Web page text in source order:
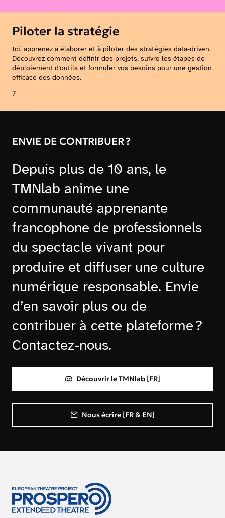
Piloter la stratégie
Ici, apprenez à élaborer et à piloter des stratégies data-driven.
Découvrez comment définir des projets, suivre les étapes de
déploiement d'outils et formuler vos besoins pour une gestion
efficace des données.
7
ENVIE DE CONTRIBUER ?
Depuis plus de 10 ans, le
TMNlab anime une
communauté apprenante
francophone de professionnels
du spectacle vivant pour
produire et diffuser une culture
numérique responsable. Envie
d’en savoir plus ou de
contribuer à cette plateforme ?
Contactez-nous.
Découvrir le TMNlab [FR]
Nous écrire [FR & EN]